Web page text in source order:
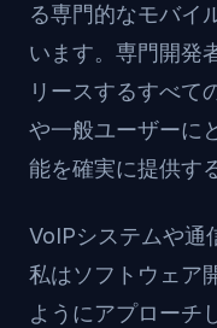
る専門的なモバイ
います。専門開発
リースするすべて
や一般ユーザーに
能を確実に提供す
VoIPシステムや通
私はソフトウェア
ようにアプローチ